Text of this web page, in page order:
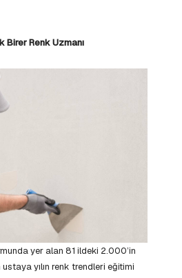
Birer Renk Uzmanı
yer alan 81 ildeki 2.000’in
yılın renk trendleri eğitimi